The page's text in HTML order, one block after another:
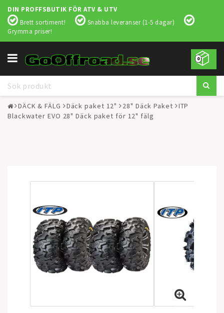
DIN PROFFSBUTIK FÖR ATV & UTV
Brett sortiment!
Snabba leveranser (1-5 dagar)
Grymma priser!
0
Toggle
navigation
DÄCK & FÄLG Däck paket 12" 28" Däck Paket
ITP
Blackwater EVO 28" Däck paket för 12" fälg